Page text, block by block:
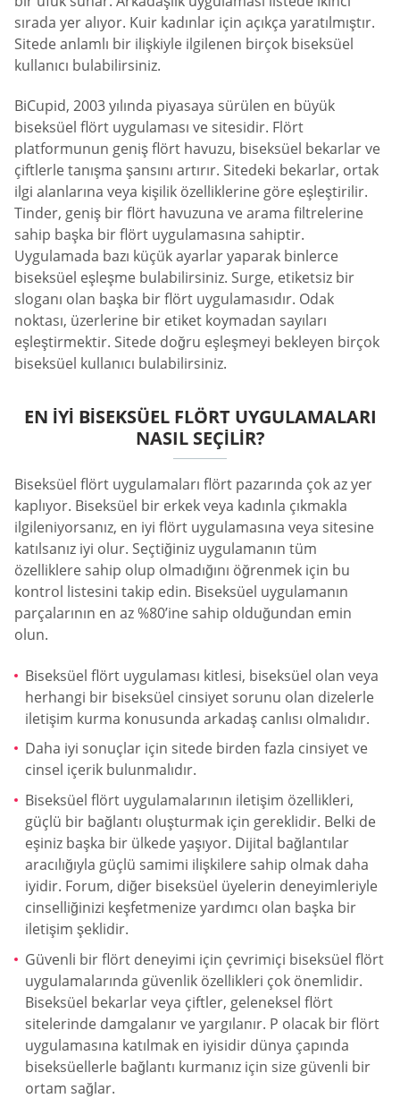
sırada yer alıyor. Kuir kadınlar için açıkça yaratılmıştır.
Sitede anlamlı bir ilişkiyle ilgilenen birçok biseksüel
kullanıcı bulabilirsiniz.
BiCupid, 2003 yılında piyasaya sürülen en büyük
biseksüel flört uygulaması ve sitesidir. Flört
platformunun geniş flört havuzu, biseksüel bekarlar ve
çiftlerle tanışma şansını artırır. Sitedeki bekarlar, ortak
ilgi alanlarına veya kişilik özelliklerine göre eşleştirilir.
Tinder, geniş bir flört havuzuna ve arama filtrelerine
sahip başka bir flört uygulamasına sahiptir.
Uygulamada bazı küçük ayarlar yaparak binlerce
biseksüel eşleşme bulabilirsiniz. Surge, etiketsiz bir
sloganı olan başka bir flört uygulamasıdır. Odak
noktası, üzerlerine bir etiket koymadan sayıları
eşleştirmektir. Sitede doğru eşleşmeyi bekleyen birçok
biseksüel kullanıcı bulabilirsiniz.
EN İYI BISEKSÜEL FLÖRT UYGULAMALARI
NASIL SEÇILIR?
Biseksüel flört uygulamaları flört pazarında çok az yer
kaplıyor. Biseksüel bir erkek veya kadınla çıkmakla
ilgileniyorsanız, en iyi flört uygulamasına veya sitesine
katılsanız iyi olur. Seçtiğiniz uygulamanın tüm
özelliklere sahip olup olmadığını öğrenmek için bu
kontrol listesini takip edin. Biseksüel uygulamanın
parçalarının en az %80’ine sahip olduğundan emin
olun.
Biseksüel flört uygulaması kitlesi, biseksüel olan veya
herhangi bir biseksüel cinsiyet sorunu olan dizelerle
iletişim kurma konusunda arkadaş canlısı olmalıdır.
Daha iyi sonuçlar için sitede birden fazla cinsiyet ve
cinsel içerik bulunmalıdır.
Biseksüel flört uygulamalarının iletişim özellikleri,
güçlü bir bağlantı oluşturmak için gereklidir. Belki de
eşiniz başka bir ülkede yaşıyor. Dijital bağlantılar
aracılığıyla güçlü samimi ilişkilere sahip olmak daha
iyidir. Forum, diğer biseksüel üyelerin deneyimleriyle
cinselliğinizi keşfetmenize yardımcı olan başka bir
iletişim şeklidir.
Güvenli bir flört deneyimi için çevrimiçi biseksüel flört
uygulamalarında güvenlik özellikleri çok önemlidir.
Biseksüel bekarlar veya çiftler, geleneksel flört
sitelerinde damgalanır ve yargılanır. P olacak bir flört
uygulamasına katılmak en iyisidir dünya çapında
biseksüellerle bağlantı kurmanız için size güvenli bir
ortam sağlar.